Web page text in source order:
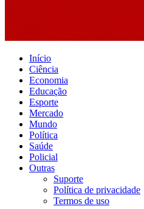
Início
Ciência
Economia
Educação
Esporte
Mercado
Mundo
Política
Saúde
Policial
Outras
Suporte
Política de privacidade
Termos de uso